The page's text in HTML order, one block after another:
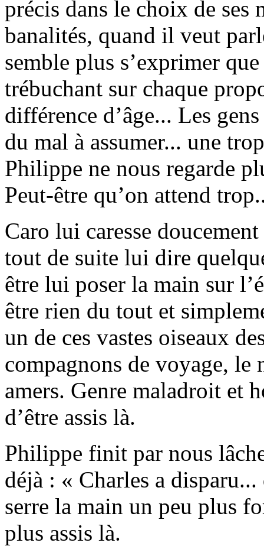
précis dans le choix de ses
banalités, quand il veut
semble plus s’exprimer
trébuchant sur chaque
différence d’âge... Les
du mal à assumer... une
Philippe ne nous regarde
Peut-être qu’on attend
Caro lui caresse
tout de suite lui dire
être lui poser la main sur
être rien du tout et
un de ces vastes oiseaux
compagnons de voyage, le
amers. Genre maladroit et
d’être assis là.
Philippe finit par nous
déjà : « Charles a
serre la main un peu plus
plus assis là.